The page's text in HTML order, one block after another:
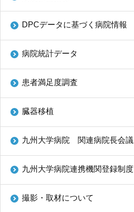
DPCデータに基づく病院情報
病院統計データ
患者満足度調査
臓器移植
九州大学病院 関連病院長会議
九州大学病院連携機関登録制度
撮影・取材について